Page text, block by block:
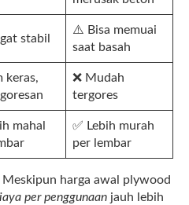
stabil
⚠️ Bisa memuai
saat basah
keras,
❌ Mudah
tergores
mahal
✅ Lebih murah
per lembar
Meskipun harga awal plywood
per penggunaan jauh lebih